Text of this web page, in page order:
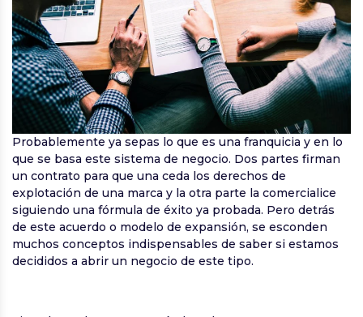
Probablemente ya sepas lo que es una franquicia y en lo
que se basa este sistema de negocio. Dos partes firman
un contrato para que una ceda los derechos de
explotación de una marca y la otra parte la comercialice
siguiendo una fórmula de éxito ya probada. Pero detrás
de este acuerdo o modelo de expansión, se esconden
muchos conceptos indispensables de saber si estamos
decididos a abrir un negocio de este tipo.